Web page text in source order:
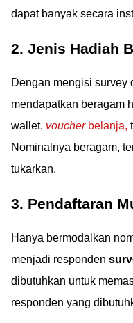
dapat banyak secara
2. Jenis Hadiah
Dengan mengisi survey
mendapatkan beragam
wallet, voucherbelanja,
Nominalnya beragam,
tukarkan.
3. Pendaftaran
Hanya bermodalkan
menjadi responden
dibutuhkan untuk
responden yang